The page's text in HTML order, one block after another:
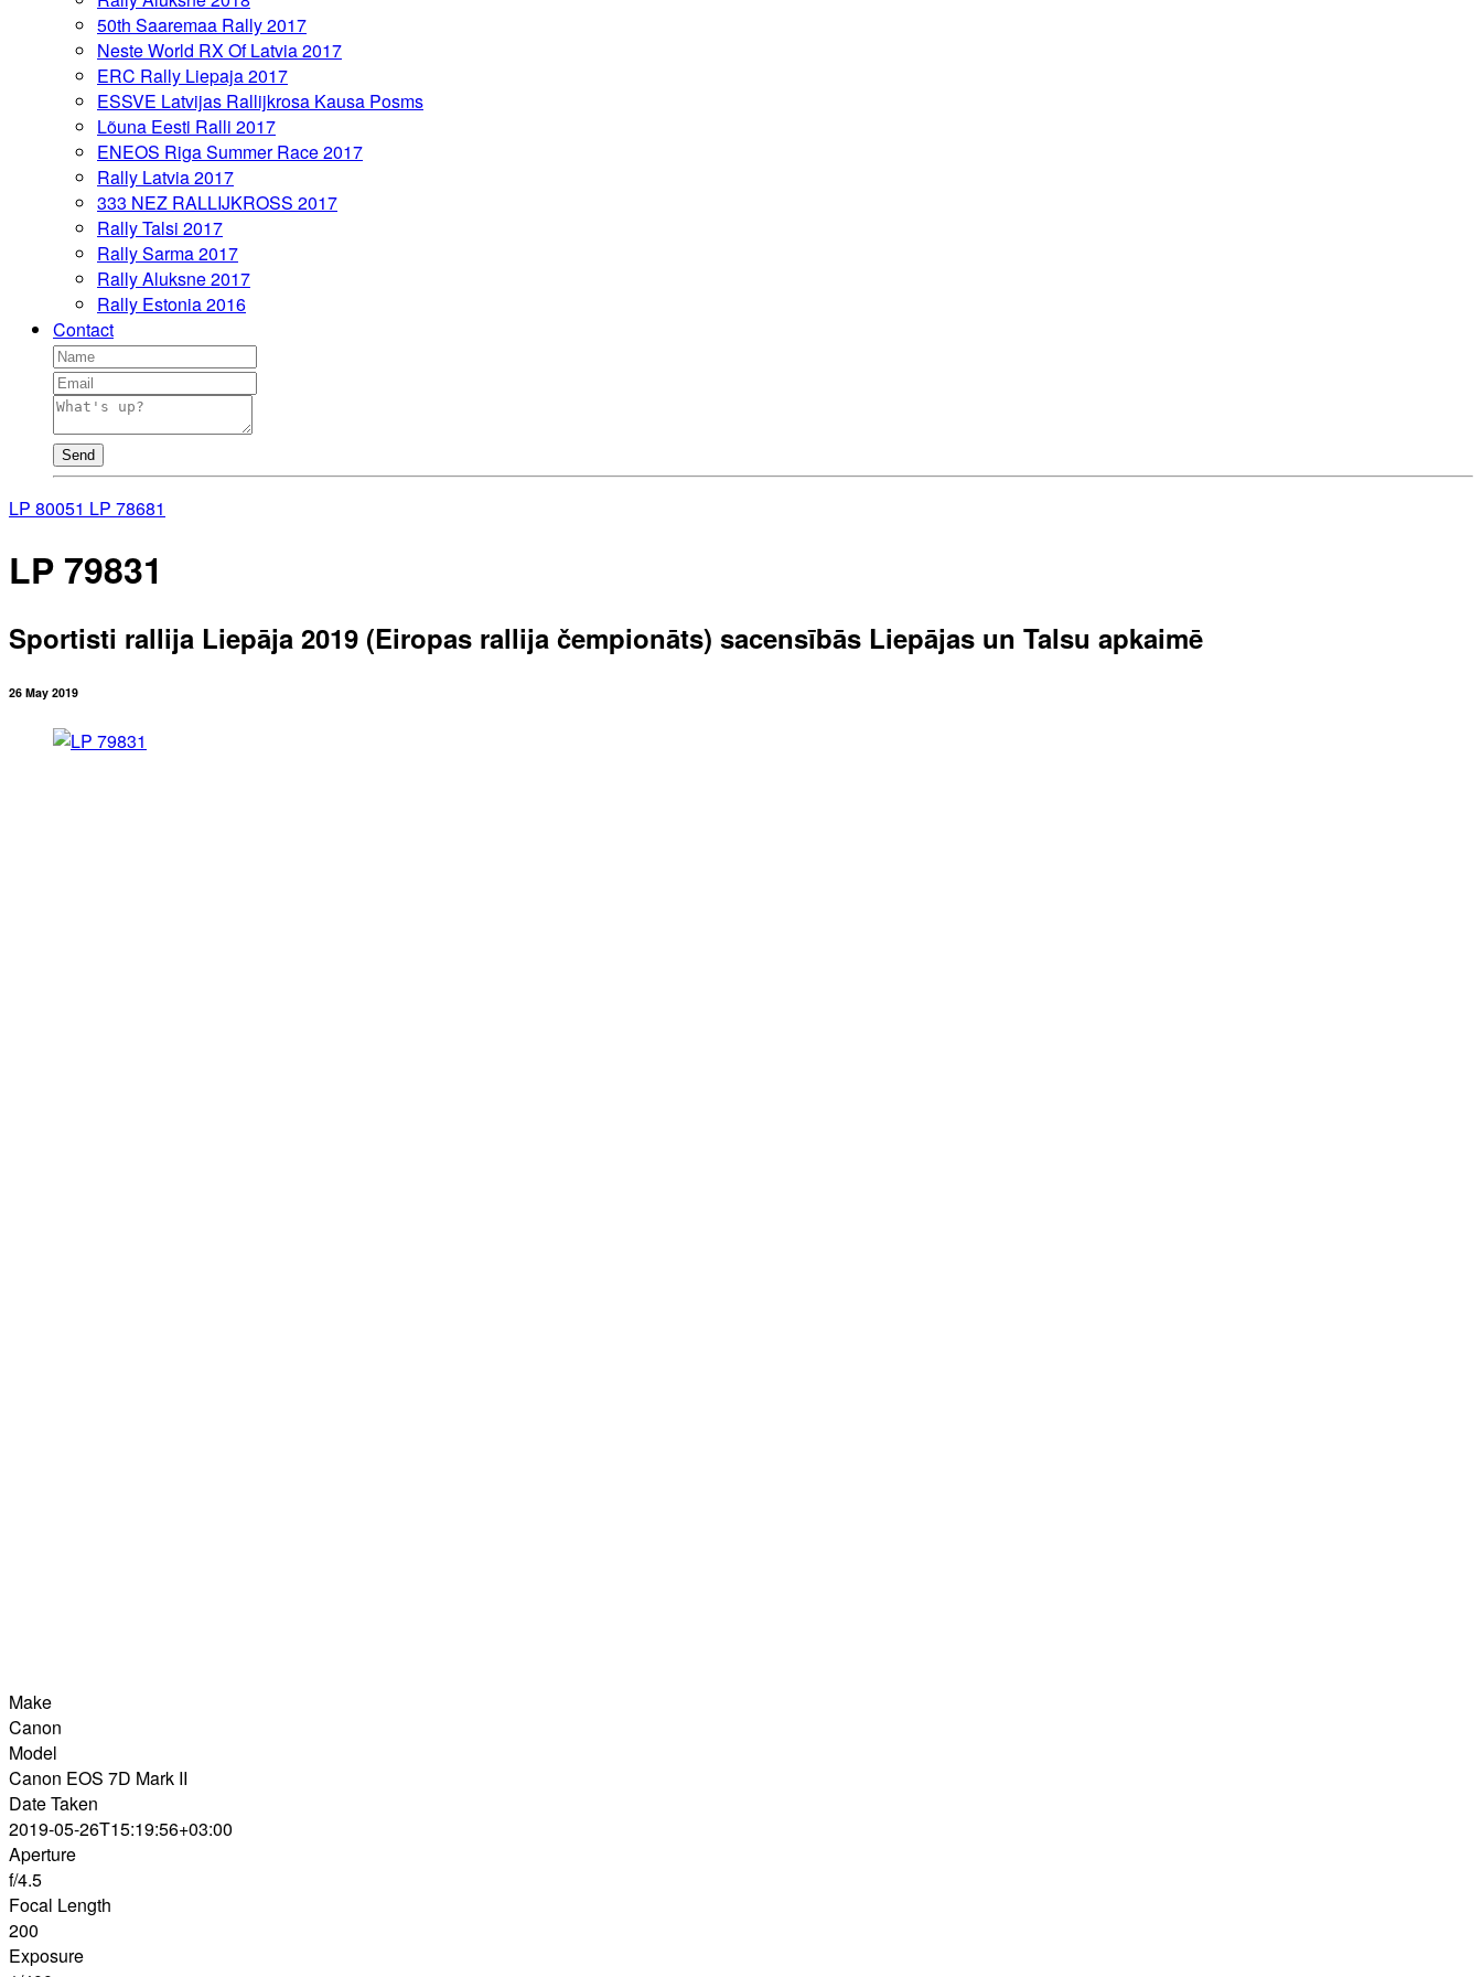
50th Saaremaa Rally 2017
Neste World RX Of Latvia 2017
ERC Rally Liepaja 2017
ESSVE Latvijas Rallijkrosa Kausa Posms
Lõuna Eesti Ralli 2017
ENEOS Riga Summer Race 2017
Rally Latvia 2017
333 NEZ RALLIJKROSS 2017
Rally Talsi 2017
Rally Sarma 2017
Rally Aluksne 2017
Rally Estonia 2016
Contact
Send
LP 80051 LP 78681
LP 79831
Sportisti rallija Liepāja 2019 (Eiropas rallija čempionāts) sacensībās Liepājas un Talsu apkaimē
26 May 2019
Make
Canon
Model
Canon EOS 7D Mark II
Date Taken
2019-05-26T15:19:56+03:00
Aperture
f/4.5
Focal Length
200
Exposure